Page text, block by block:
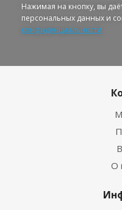
Нажимая на кнопку, вы
персональных данных и
конфиденциальности
О